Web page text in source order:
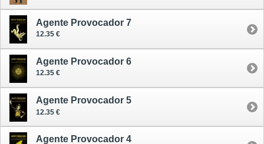
Agente Provocador 7
12.35 €
Agente Provocador 6
12.35 €
Agente Provocador 5
12.35 €
Agente Provocador 4